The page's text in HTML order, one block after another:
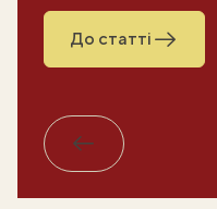
До статті
Назад